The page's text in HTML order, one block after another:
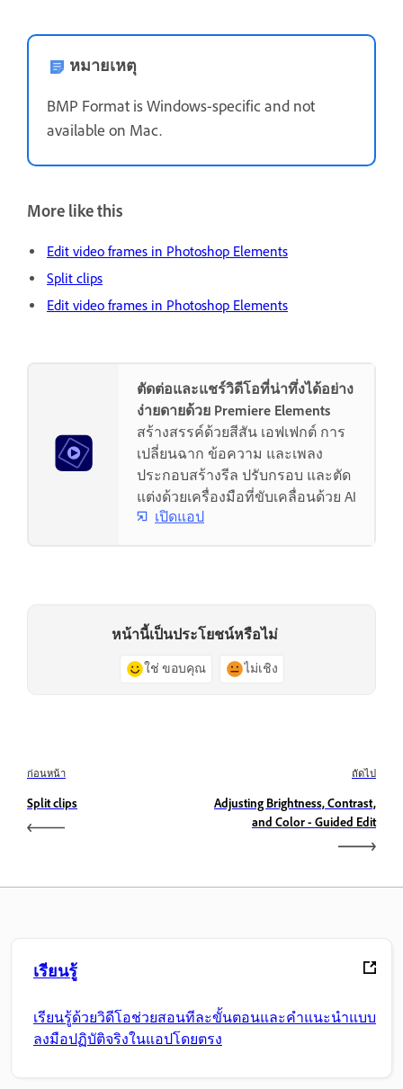
หมายเหตุ
BMP Format is Windows-specific and not
available on Mac.
More like this
Edit video frames in Photoshop Elements
Split clips
Edit video frames in Photoshop Elements
ตัดต่อและแชร์วิดีโอที่น่าทึ่งได้อย่าง
ง่ายดายด้วย Premiere Elements
สร้างสรรค์ด้วยสีสัน เอฟเฟกต์ การ
เปลี่ยนฉาก ข้อความ และเพลง
ประกอบสร้างรีล ปรับกรอบ และตัด
แต่งด้วยเครื่องมือที่ขับเคลื่อนด้วย AI
เปิดแอป
หน้านี้เป็นประโยชน์หรือไม่
ใช่ ขอบคุณ ไม่เชิง
ก่อนหน้า
Split clips
ถัดไป
Adjusting Brightness, Contrast,
and Color - Guided Edit
เรียนรู้
เรียนรู้ด้วยวิดีโอช่วยสอนทีละขั้นตอนและคำแนะนำแบบ
ลงมือปฏิบัติจริงในแอปโดยตรง